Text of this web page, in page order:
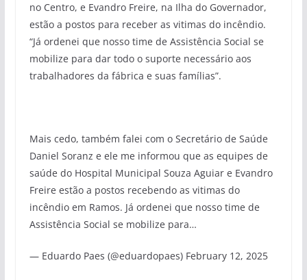
no Centro, e Evandro Freire, na Ilha do Governador,
estão a postos para receber as vitimas do incêndio.
“Já ordenei que nosso time de Assistência Social se
mobilize para dar todo o suporte necessário aos
trabalhadores da fábrica e suas famílias”.
Mais cedo, também falei com o Secretário de Saúde
Daniel Soranz e ele me informou que as equipes de
saúde do Hospital Municipal Souza Aguiar e Evandro
Freire estão a postos recebendo as vitimas do
incêndio em Ramos. Já ordenei que nosso time de
Assistência Social se mobilize para…
— Eduardo Paes (@eduardopaes) February 12, 2025